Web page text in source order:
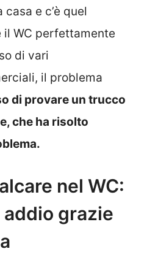
e c’è quel
WC perfettamente
di vari
il problema
di provare un trucco
che ha risolto
nel WC:
grazie